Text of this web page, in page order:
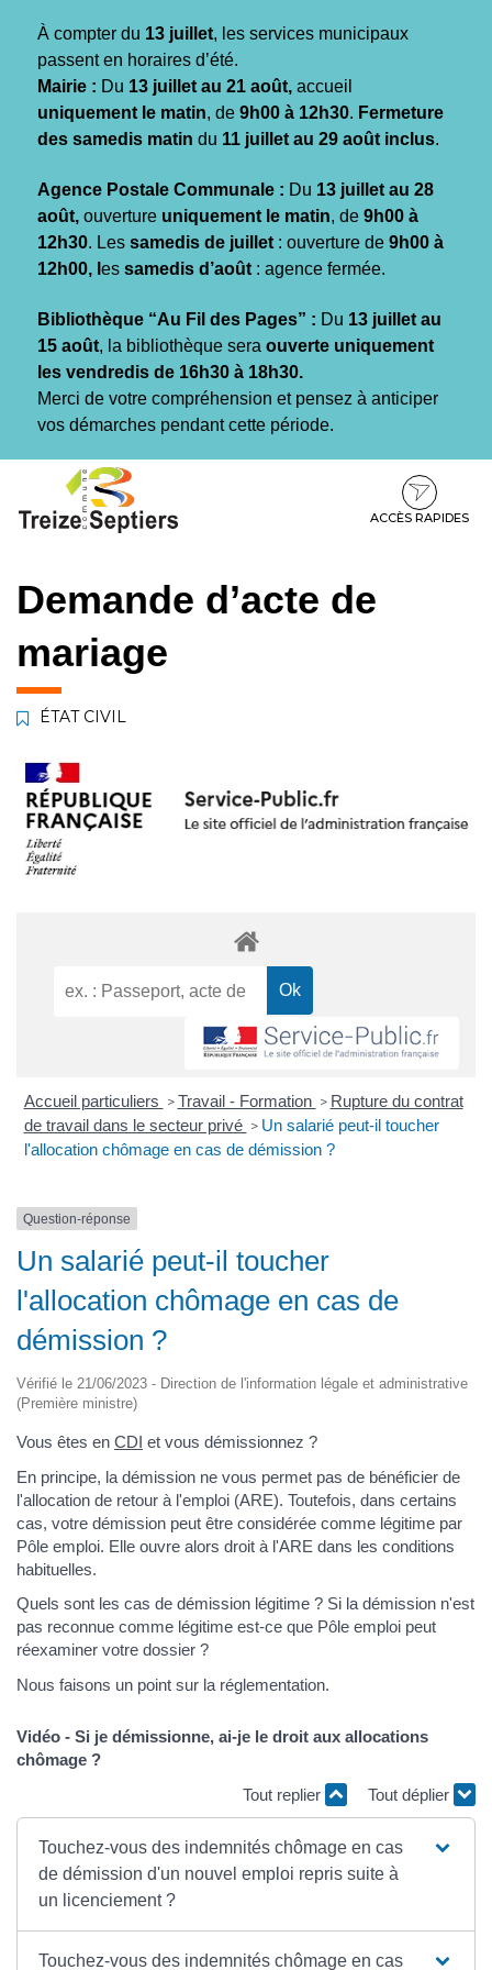
À compter du 13 juillet, les services municipaux
passent en horaires d’été.
Mairie : Du 13 juillet au 21 août, accueil
uniquement le matin, de 9h00 à 12h30. Fermeture
des samedis matin du 11 juillet au 29 août inclus.
Agence Postale Communale : Du 13 juillet au 28
août, ouverture uniquement le matin, de 9h00 à
12h30. Les samedis de juillet : ouverture de 9h00 à
12h00, l es samedis d’août : agence fermée.
Bibliothèque “Au Fil des Pages” : Du 13 juillet au
15 août, la bibliothèque sera ouverte uniquement
les vendredis de 16h30 à 18h30.
Merci de votre compréhension et pensez à anticiper
vos démarches pendant cette période.
contenu
pied
ACCÈS RAPIDES
Demande d’acte de
mariage
ÉTAT CIVIL
Accueil particuliers > Travail - Formation > Rupture du contrat
de travail dans le secteur privé > Un salarié peut-il toucher
l'allocation chômage en cas de démission ?
Question-réponse
Un salarié peut-il toucher
l'allocation chômage en cas de
démission ?
Vérifié le 21/06/2023 - Direction de l'information légale et administrative
(Première ministre)
Vous êtes en CDI et vous démissionnez ?
En principe, la démission ne vous permet pas de bénéficier de
l'allocation de retour à l'emploi (ARE). Toutefois, dans certains
cas, votre démission peut être considérée comme légitime par
Pôle emploi. Elle ouvre alors droit à l'ARE dans les conditions
habituelles.
Quels sont les cas de démission légitime ? Si la démission n'est
pas reconnue comme légitime est-ce que Pôle emploi peut
réexaminer votre dossier ?
Nous faisons un point sur la réglementation.
Vidéo - Si je démissionne, ai-je le droit aux allocations
chômage ?
Tout replier
Tout déplier
Touchez-vous des indemnités chômage en cas
de démission d'un nouvel emploi repris suite à
un licenciement ?
Touchez-vous des indemnités chômage en cas